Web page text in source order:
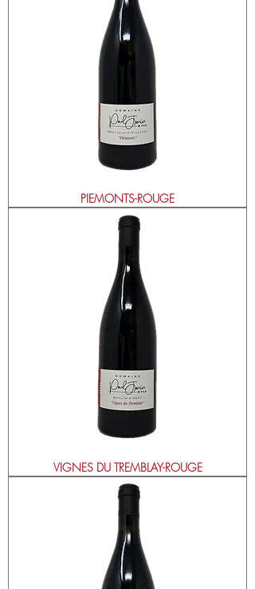
PIEMONTS-ROUGE
VIGNES DU TREMBLAY-ROUGE